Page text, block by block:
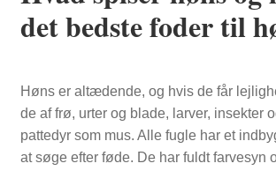
det bedste foder til
Høns er altædende, og hvis de får
de af frø, urter og blade, larver, insekter
pattedyr som mus. Alle fugle har et
at søge efter føde. De har fuldt farvesyn